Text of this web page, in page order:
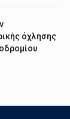
όχλησης